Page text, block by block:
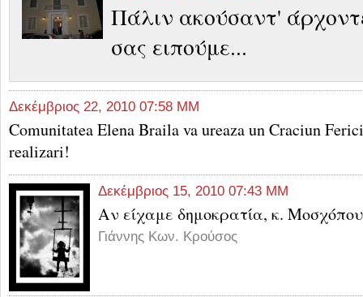
Πάλιν ακούσαντ'
σας ειπούμε...
Δεκέμβριος 22, 2010 07:58 ΜΜ
Comunitatea Elena Braila va ureaza un Craciun
realizari!
Δεκέμβριος 15, 2010 07:43 ΜΜ
Αν είχαμε δημοκρατία, κ.
Γιάννης Κων. Κρούσος